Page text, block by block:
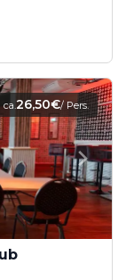
ca.26,50€/ Pers.